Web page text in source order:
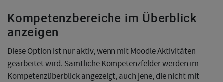
Kompetenzbereiche im Überblick
anzeigen
Diese Option ist nur aktiv, wenn mit Moodle Aktivitäten
gearbeitet wird. Sämtliche Kompetenzfelder werden im
Kompetenzüberblick angezeigt, auch jene, die nicht mit